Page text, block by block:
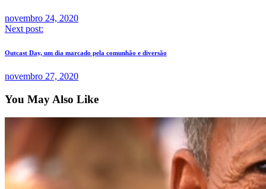
novembro 24, 2020
Next post:
Outcast Day, um dia marcado pela comunhão e diversão
novembro 27, 2020
You May Also Like